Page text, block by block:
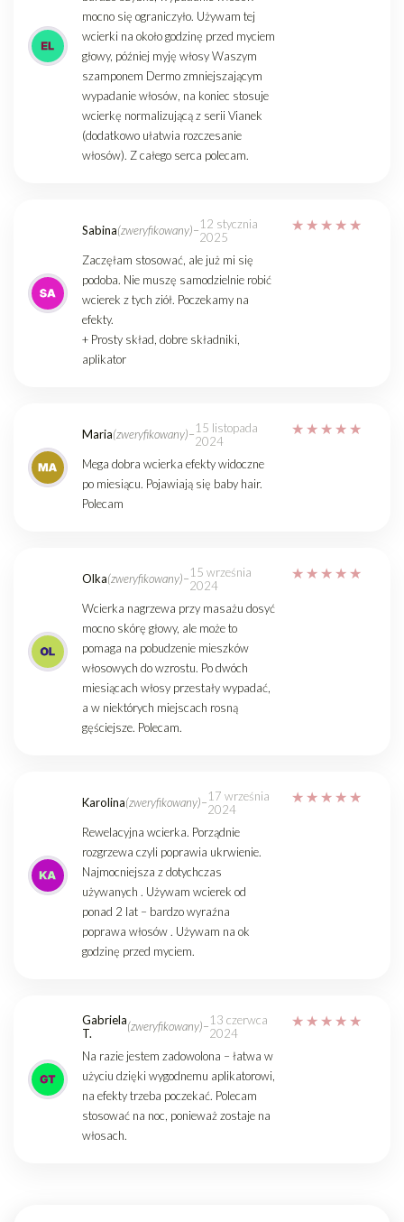
mocno się ograniczyło. Używam tej
wcierki na około godzinę przed myciem
głowy, później myję włosy Waszym
szamponem Dermo zmniejszającym
wypadanie włosów, na koniec stosuje
wcierkę normalizującą z serii Vianek
(dodatkowo ułatwia rozczesanie
włosów). Z całego serca polecam.
Sabina(zweryfikowany)–12 stycznia
2025
Zaczęłam stosować, ale już mi się
podoba. Nie muszę samodzielnie robić
wcierek z tych ziół. Poczekamy na
efekty.
+ Prosty skład, dobre składniki,
aplikator
Maria(zweryfikowany)–15 listopada
2024
Mega dobra wcierka efekty widoczne
po miesiącu. Pojawiają się baby hair.
Polecam
Olka(zweryfikowany)–15 września
2024
Wcierka nagrzewa przy masażu dosyć
mocno skórę głowy, ale może to
pomaga na pobudzenie mieszków
włosowych do wzrostu. Po dwóch
miesiącach włosy przestały wypadać,
a w niektórych miejscach rosną
gęściejsze. Polecam.
Karolina(zweryfikowany)–17 września
2024
Rewelacyjna wcierka. Porządnie
rozgrzewa czyli poprawia ukrwienie.
Najmocniejsza z dotychczas
używanych . Używam wcierek od
ponad 2 lat – bardzo wyraźna
poprawa włosów . Używam na ok
godzinę przed myciem.
Gabriela
T.
(zweryfikowany)–13 czerwca
2024
Na razie jestem zadowolona – łatwa w
użyciu dzięki wygodnemu aplikatorowi,
na efekty trzeba poczekać. Polecam
stosować na noc, ponieważ zostaje na
włosach.